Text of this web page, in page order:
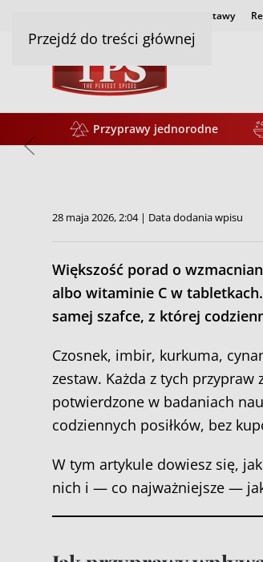
Przejdź do treści głównej
Czas i koszty dostawy
Przyprawy jednorodne
28 maja 2026, 2:04 | Data dodania wpisu
Większość porad o
albo witaminie C w
samej szafce, z której
Czosnek, imbir, kurkuma,
zestaw. Każda z tych przypraw
potwierdzone w badaniach
codziennych posiłków, bez
W tym artykule dowiesz się,
nich i — co najważniejsze —